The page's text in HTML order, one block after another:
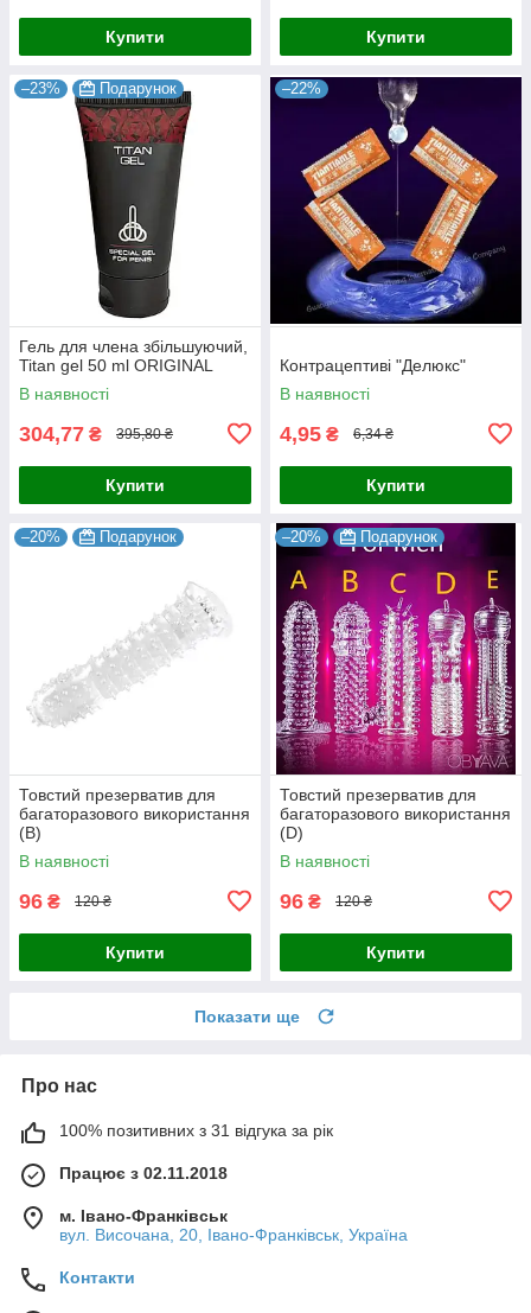
Купити Купити
–23% Подарунок
Гель для члена збільшуючий,
Titan gel 50 ml ORIGINAL
В наявності
304,77 ₴ 395,80 ₴
Купити
–22%
Контрацептиві "Делюкс"
В наявності
4,95 ₴ 6,34 ₴
Купити
–20% Подарунок
Товстий презерватив для
багаторазового використання
(B)
В наявності
96 ₴ 120 ₴
Купити
–20% Подарунок
Товстий презерватив для
багаторазового використання
(D)
В наявності
96 ₴ 120 ₴
Купити
Показати ще
Про нас
100% позитивних з 31 відгука за рік
Працює з 02.11.2018
м. Івано-Франківськ
вул. Височана, 20, Івано-Франківськ, Україна
Контакти